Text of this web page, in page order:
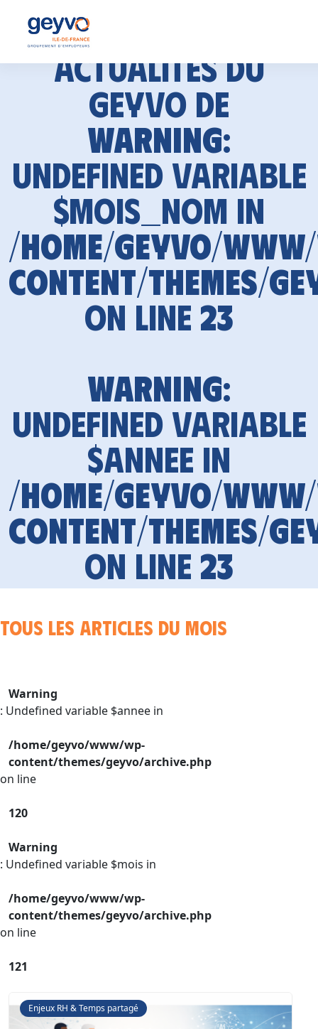
Actualités du
GEYVO de
Warning:
Undefined variable
$mois_nom in
/home/geyvo/
content/themes/
on line 23
Warning:
Undefined variable
$annee in
/home/geyvo/
content/themes/
on line 23
Tous les articles du mois
Warning
: Undefined variable $annee in
/home/geyvo/www/wp-
content/themes/geyvo/archive.php
on line
120
Warning
: Undefined variable $mois in
/home/geyvo/www/wp-
content/themes/geyvo/archive.php
on line
121
Enjeux RH & Temps partagé